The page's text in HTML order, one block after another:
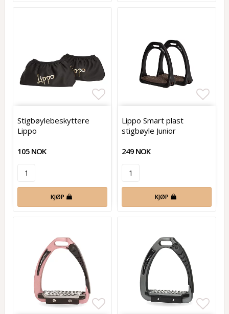
Add to list of favorites
Stigbøylebeskyttere
Lippo
105 NOK
KJØP
Lippo Smart plast
stigbøyle Junior
249 NOK
KJØP